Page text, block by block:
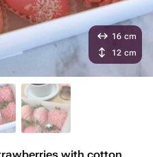
16 cm
12 cm